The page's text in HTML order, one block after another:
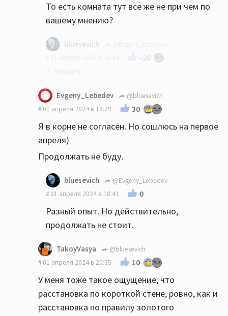
То есть комната тут все же не при чем по
вашему мнению?
bluesevich
-20
Конечно если комната "выстроена
специально" для прослушивания музыки, и
содержит голые стены, аппаратуру и
табуретку,она будет очень даже
"причём"😁
Evgeny_Lebedev
@bluesevich
01 апреля 2024 в 18:29
30
Я в корне не согласен. Но сошлюсь на первое
апреля)
Продолжать не буду.
bluesevich
@Evgeny_Lebedev
01 апреля 2024 в 18:41
0
Разный опыт. Но действительно,
продолжать не стоит.
TakoyVasya
@bluesevich
01 апреля 2024 в 20:35
10
У меня тоже такое ощущение, что
расстановка по короткой стене, ровно, как и
расстановка по правилу золотого